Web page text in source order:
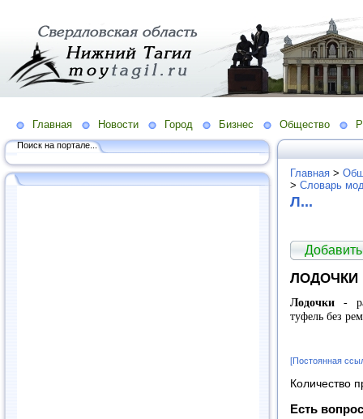
Главная Новости Город Бизнес Общество
Поиск на портале...
Главная >
> Словарь
Л...
ЛОДОЧКИ
Лодочки -
туфель без
[Постоянная
Количество
Есть